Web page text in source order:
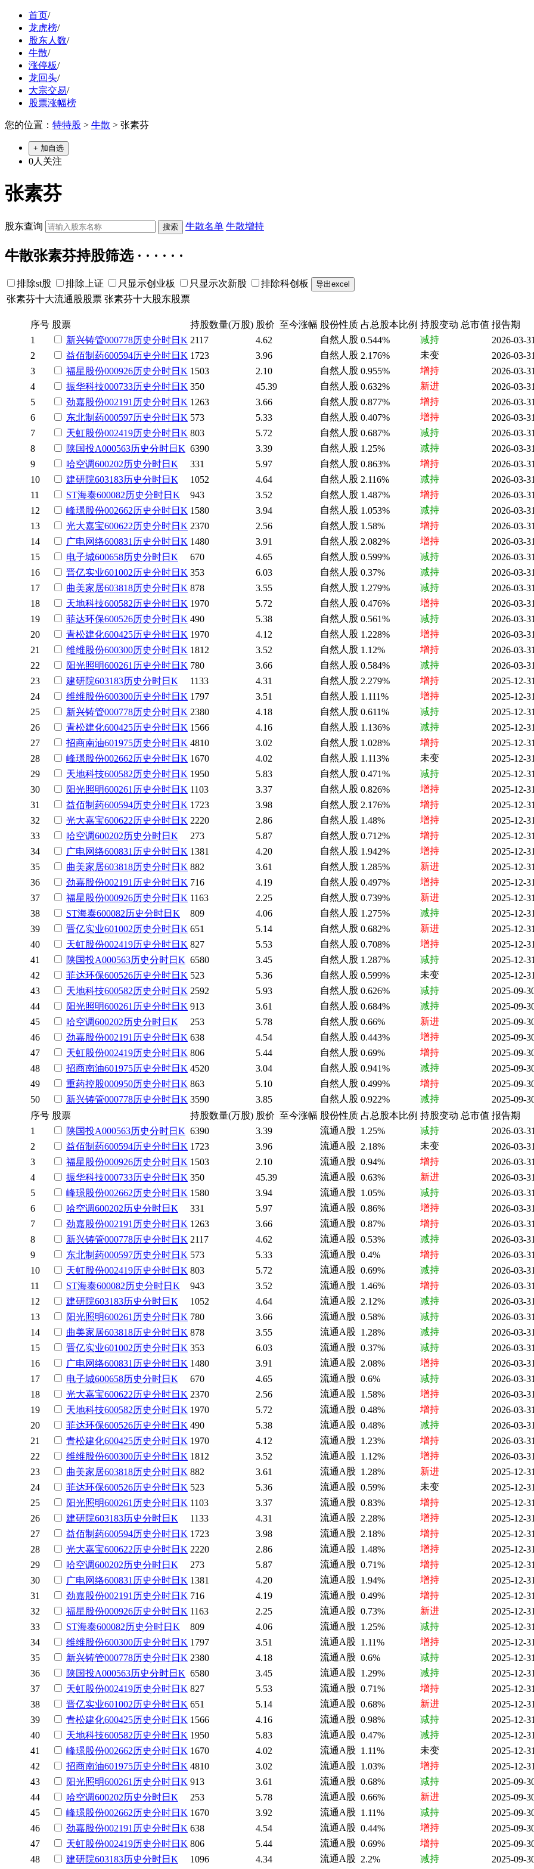
首页/
龙虎榜/
股东人数/
牛散/
涨停板/
龙回头/
大宗交易/
股票涨幅榜
您的位置： 特特股 > 牛散 > 张素芬
+ 加自选
0人关注
张素芬
股东查询 牛散名单 牛散增持
牛散张素芬持股筛选 · · · · · ·
排除st股 排除上证 只显示创业板 只显示次新股
排除科创板
张素芬十大流通股股票 张素芬十大股东股票
序号 股票 持股数量(万股) 股价 至今涨幅 股份性质 占总股本比例 持股变动 总市值 报告期
1
新兴铸管000778历史分时日K 2117 4.62 自然人股 0.544% 减持
2026-03-31
2
益佰制药600594历史分时日K 1723 3.96 自然人股 2.176% 未变
2026-03-31
3
福星股份000926历史分时日K 1503 2.10 自然人股 0.955% 增持
2026-03-31
4
振华科技000733历史分时日K 350 45.39 自然人股 0.632% 新进
2026-03-31
5
劲嘉股份002191 历史分时日K 1263 3.66 自然人股 0.877% 增持
2026-03-31
6
东北制药000597历史分时日K 573 5.33 自然人股 0.407% 增持
2026-03-31
7
天虹股份002419历史分时日K 803 5.72 自然人股 0.687% 减持
2026-03-31
8
陕国投A000563历史分时日K 6390 3.39 自然人股 1.25% 减持
2026-03-31
9
哈空调600202历史分时日K 331 5.97 自然人股 0.863% 增持
2026-03-31
10
建研院603183历史分时日K 1052 4.64 自然人股 2.116% 减持
2026-03-31
11
ST海泰600082历史分时日K 943 3.52 自然人股 1.487% 增持
2026-03-31
12
峰璟股份002662历史分时日K 1580 3.94 自然人股 1.053% 减持
2026-03-31
13
光大嘉宝600622历史分时日K 2370 2.56 自然人股 1.58% 增持
2026-03-31
14
广电网络600831 历史分时日K 1480 3.91 自然人股 2.082% 增持
2026-03-31
15
电子城600658历史分时日K 670 4.65 自然人股 0.599% 减持
2026-03-31
16
晋亿实业601002历史分时日K 353 6.03 自然人股 0.37% 减持
2026-03-31
17
曲美家居603818历史分时日K 878 3.55 自然人股 1.279% 减持
2026-03-31
18
天地科技600582历史分时日K 1970 5.72 自然人股 0.476% 增持
2026-03-31
19
菲达环保600526历史分时日K 490 5.38 自然人股 0.561% 减持
2026-03-31
20
青松建化600425历史分时日K 1970 4.12 自然人股 1.228% 增持
2026-03-31
21
维维股份600300历史分时日K 1812 3.52 自然人股 1.12% 增持
2026-03-31
22
阳光照明600261 历史分时日K 780 3.66 自然人股 0.584% 减持
2026-03-31
23
建研院603183历史分时日K 1133 4.31 自然人股 2.279% 增持
2025-12-31
24
维维股份600300历史分时日K 1797 3.51 自然人股 1.111% 增持
2025-12-31
25
新兴铸管000778历史分时日K 2380 4.18 自然人股 0.611% 减持
2025-12-31
26
青松建化600425历史分时日K 1566 4.16 自然人股 1.136% 减持
2025-12-31
27
招商南油601975历史分时日K 4810 3.02 自然人股 1.028% 增持
2025-12-31
28
峰璟股份002662历史分时日K 1670 4.02 自然人股 1.113% 未变
2025-12-31
29
天地科技600582历史分时日K 1950 5.83 自然人股 0.471% 减持
2025-12-31
30
阳光照明600261 历史分时日K 1103 3.37 自然人股 0.826% 增持
2025-12-31
31
益佰制药600594历史分时日K 1723 3.98 自然人股 2.176% 增持
2025-12-31
32
光大嘉宝600622历史分时日K 2220 2.86 自然人股 1.48% 增持
2025-12-31
33
哈空调600202历史分时日K 273 5.87 自然人股 0.712% 增持
2025-12-31
34
广电网络600831 历史分时日K 1381 4.20 自然人股 1.942% 增持
2025-12-31
35
曲美家居603818历史分时日K 882 3.61 自然人股 1.285% 新进
2025-12-31
36
劲嘉股份002191 历史分时日K 716 4.19 自然人股 0.497% 增持
2025-12-31
37
福星股份000926历史分时日K 1163 2.25 自然人股 0.739% 新进
2025-12-31
38
ST海泰600082历史分时日K 809 4.06 自然人股 1.275% 减持
2025-12-31
39
晋亿实业601002历史分时日K 651 5.14 自然人股 0.682% 新进
2025-12-31
40
天虹股份002419历史分时日K 827 5.53 自然人股 0.708% 增持
2025-12-31
41
陕国投A000563历史分时日K 6580 3.45 自然人股 1.287% 减持
2025-12-31
42
菲达环保600526历史分时日K 523 5.36 自然人股 0.599% 未变
2025-12-31
43
天地科技600582历史分时日K 2592 5.93 自然人股 0.626% 减持
2025-09-
44
阳光照明600261 历史分时日K 913 3.61 自然人股 0.684% 减持
2025-09-
45
哈空调600202历史分时日K 253 5.78 自然人股 0.66% 新进
2025-09-
46
劲嘉股份002191 历史分时日K 638 4.54 自然人股 0.443% 增持
2025-09-
47
天虹股份002419历史分时日K 806 5.44 自然人股 0.69% 增持
2025-09-
48
招商南油601975历史分时日K 4520 3.04 自然人股 0.941% 减持
2025-09-
49
重药控股000950历史分时日K 863 5.10 自然人股 0.499% 增持
2025-09-
50
新兴铸管000778历史分时日K 3590 3.85 自然人股 0.922% 减持
2025-09-
序号 股票 持股数量(万股) 股价 至今涨幅 股份性质 占总股本比例 持股变动 总市值 报告期
1
陕国投A000563历史分时日K 6390 3.39 流通A股 1.25% 减持
2026-03-31
2
益佰制药600594历史分时日K 1723 3.96 流通A股 2.18% 未变
2026-03-31
3
福星股份000926历史分时日K 1503 2.10 流通A股 0.94% 增持
2026-03-31
4
振华科技000733历史分时日K 350 45.39 流通A股 0.63% 新进
2026-03-31
5
峰璟股份002662历史分时日K 1580 3.94 流通A股 1.05% 减持
2026-03-31
6
哈空调600202历史分时日K 331 5.97 流通A股 0.86% 增持
2026-03-31
7
劲嘉股份002191 历史分时日K 1263 3.66 流通A股 0.87% 增持
2026-03-31
8
新兴铸管000778历史分时日K 2117 4.62 流通A股 0.53% 减持
2026-03-31
9
东北制药000597历史分时日K 573 5.33 流通A股 0.4% 增持
2026-03-31
10
天虹股份002419历史分时日K 803 5.72 流通A股 0.69% 减持
2026-03-31
11
ST海泰600082历史分时日K 943 3.52 流通A股 1.46% 增持
2026-03-31
12
建研院603183历史分时日K 1052 4.64 流通A股 2.12% 减持
2026-03-31
13
阳光照明600261 历史分时日K 780 3.66 流通A股 0.58% 减持
2026-03-31
14
曲美家居603818历史分时日K 878 3.55 流通A股 1.28% 减持
2026-03-31
15
晋亿实业601002历史分时日K 353 6.03 流通A股 0.37% 减持
2026-03-31
16
广电网络600831 历史分时日K 1480 3.91 流通A股 2.08% 增持
2026-03-31
17
电子城600658历史分时日K 670 4.65 流通A股 0.6% 减持
2026-03-31
18
光大嘉宝600622历史分时日K 2370 2.56 流通A股 1.58% 增持
2026-03-31
19
天地科技600582历史分时日K 1970 5.72 流通A股 0.48% 增持
2026-03-31
20
菲达环保600526历史分时日K 490 5.38 流通A股 0.48% 减持
2026-03-31
21
青松建化600425历史分时日K 1970 4.12 流通A股 1.23% 增持
2026-03-31
22
维维股份600300历史分时日K 1812 3.52 流通A股 1.12% 增持
2026-03-31
23
曲美家居603818历史分时日K 882 3.61 流通A股 1.28% 新进
2025-12-31
24
菲达环保600526历史分时日K 523 5.36 流通A股 0.59% 未变
2025-12-31
25
阳光照明600261 历史分时日K 1103 3.37 流通A股 0.83% 增持
2025-12-31
26
建研院603183历史分时日K 1133 4.31 流通A股 2.28% 增持
2025-12-31
27
益佰制药600594历史分时日K 1723 3.98 流通A股 2.18% 增持
2025-12-31
28
光大嘉宝600622历史分时日K 2220 2.86 流通A股 1.48% 增持
2025-12-31
29
哈空调600202历史分时日K 273 5.87 流通A股 0.71% 增持
2025-12-31
30
广电网络600831 历史分时日K 1381 4.20 流通A股 1.94% 增持
2025-12-31
31
劲嘉股份002191 历史分时日K 716 4.19 流通A股 0.49% 增持
2025-12-31
32
福星股份000926历史分时日K 1163 2.25 流通A股 0.73% 新进
2025-12-31
33
ST海泰600082历史分时日K 809 4.06 流通A股 1.25% 减持
2025-12-31
34
维维股份600300历史分时日K 1797 3.51 流通A股 1.11% 增持
2025-12-31
35
新兴铸管000778历史分时日K 2380 4.18 流通A股 0.6% 减持
2025-12-31
36
陕国投A000563历史分时日K 6580 3.45 流通A股 1.29% 减持
2025-12-31
37
天虹股份002419历史分时日K 827 5.53 流通A股 0.71% 增持
2025-12-31
38
晋亿实业601002历史分时日K 651 5.14 流通A股 0.68% 新进
2025-12-31
39
青松建化600425历史分时日K 1566 4.16 流通A股 0.98% 减持
2025-12-31
40
天地科技600582历史分时日K 1950 5.83 流通A股 0.47% 减持
2025-12-31
41
峰璟股份002662历史分时日K 1670 4.02 流通A股 1.11% 未变
2025-12-31
42
招商南油601975历史分时日K 4810 3.02 流通A股 1.03% 增持
2025-12-31
43
阳光照明600261 历史分时日K 913 3.61 流通A股 0.68% 减持
2025-09-
44
哈空调600202历史分时日K 253 5.78 流通A股 0.66% 新进
2025-09-
45
峰璟股份002662历史分时日K 1670 3.92 流通A股 1.11% 减持
2025-09-
46
劲嘉股份002191 历史分时日K 638 4.54 流通A股 0.44% 增持
2025-09-
47
天虹股份002419历史分时日K 806 5.44 流通A股 0.69% 增持
2025-09-
48
建研院603183历史分时日K 1096 4.34 流通A股 2.2% 减持
2025-09-